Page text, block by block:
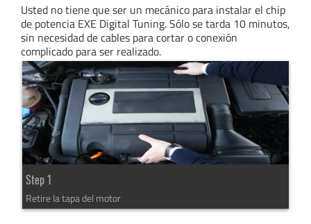
Usted no tiene que ser un mecánico para instalar el chip
de potencia EXE Digital Tuning. Sólo se tarda 10 minutos,
sin necesidad de cables para cortar o conexión
complicado para ser realizado.
Step 1
Retire la tapa del motor